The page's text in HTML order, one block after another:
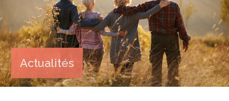
Actualités